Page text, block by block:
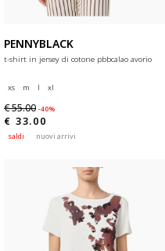
PENNYBLACK
t-shirt in jersey di cotone pbbcalao avorio
xs m l xl
€ 55.00 -40%
€ 33.00
saldi nuovi arrivi